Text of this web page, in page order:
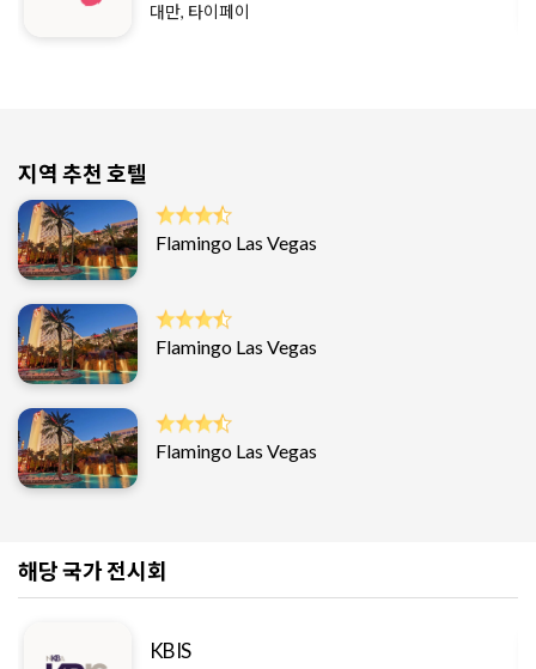
대만, 타이페이
지역 추천 호텔
Flamingo Las Vegas
Flamingo Las Vegas
Flamingo Las Vegas
해당 국가 전시회
KBIS